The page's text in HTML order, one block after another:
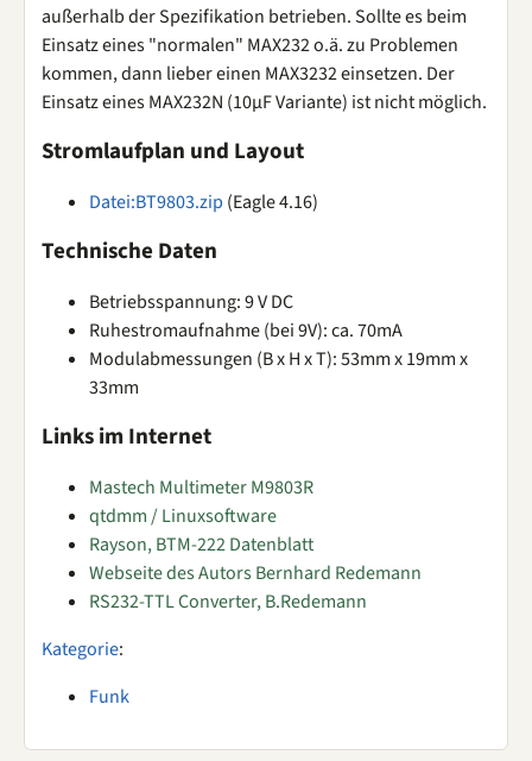
außerhalb der Spezifikation betrieben. Sollte es beim
Einsatz eines "normalen" MAX232 o.ä. zu Problemen
kommen, dann lieber einen MAX3232 einsetzen. Der
Einsatz eines MAX232N (10µF Variante) ist nicht möglich.
Stromlaufplan und Layout
Datei:BT9803.zip (Eagle 4.16)
Technische Daten
Betriebsspannung: 9 V DC
Ruhestromaufnahme (bei 9V): ca. 70mA
Modulabmessungen (B x H x T): 53mm x 19mm x
33mm
Links im Internet
Mastech Multimeter M9803R
qtdmm / Linuxsoftware
Rayson, BTM-222 Datenblatt
Webseite des Autors Bernhard Redemann
RS232-TTL Converter, B.Redemann
Kategorie:
Funk